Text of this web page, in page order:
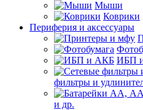
Мыши
Коврики
Периферия и аксессуары
ИБП
фильтры и
и др.